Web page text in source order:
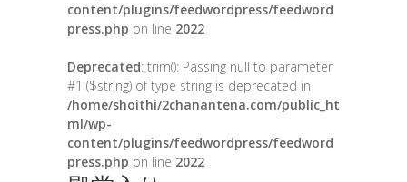
content/plugins/feedwordpress/feedword
press.php on line 2022
Deprecated: trim(): Passing null to parameter
#1 ($string) of type string is deprecated in
/home/shoithi/2chanantena.com/public_ht
ml/wp-
content/plugins/feedwordpress/feedword
press.php on line 2022